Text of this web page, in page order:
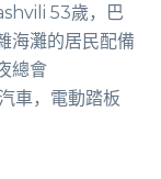
53歲，巴
海灘的居民配備
總會
車，電動踏板